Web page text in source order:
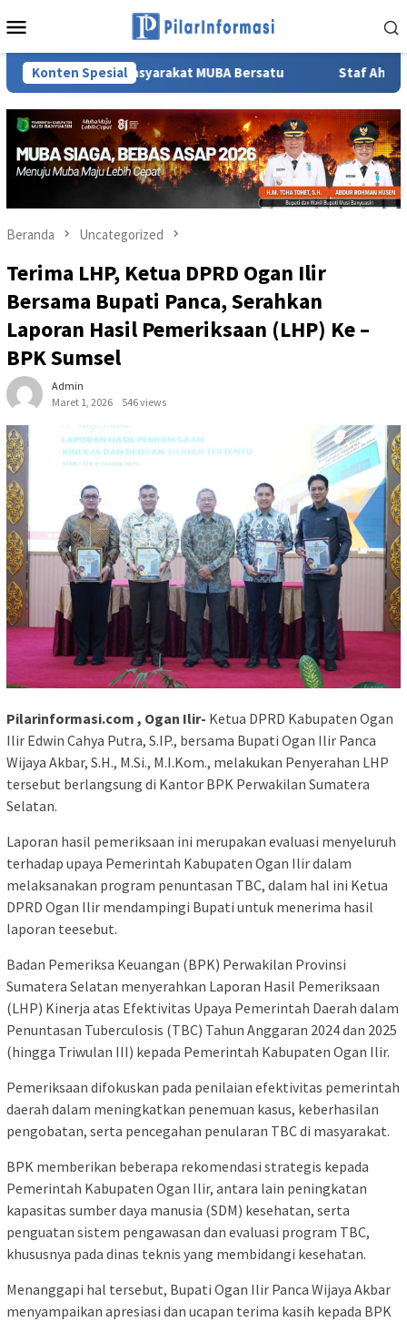
ke
Mobile
Konten Spesial
Masyarakat MUBA Bersatu Staf Ahli TP PKK
Beranda Uncategorized
Terima LHP, Ketua DPRD Ogan Ilir
Bersama Bupati Panca, Serahkan
Laporan Hasil Pemeriksaan (LHP) Ke –
BPK Sumsel
Admin
Maret 1, 2026
546 views
Pilarinformasi.com , Ogan Ilir- Ketua DPRD Kabupaten Ogan
Ilir Edwin Cahya Putra, S.IP., bersama Bupati Ogan Ilir Panca
Wijaya Akbar, S.H., M.Si., M.I.Kom., melakukan Penyerahan LHP
tersebut berlangsung di Kantor BPK Perwakilan Sumatera
Selatan.
Laporan hasil pemeriksaan ini merupakan evaluasi menyeluruh
terhadap upaya Pemerintah Kabupaten Ogan Ilir dalam
melaksanakan program penuntasan TBC, dalam hal ini Ketua
DPRD Ogan Ilir mendampingi Bupati untuk menerima hasil
laporan teesebut.
Badan Pemeriksa Keuangan (BPK) Perwakilan Provinsi
Sumatera Selatan menyerahkan Laporan Hasil Pemeriksaan
(LHP) Kinerja atas Efektivitas Upaya Pemerintah Daerah dalam
Penuntasan Tuberculosis (TBC) Tahun Anggaran 2024 dan 2025
(hingga Triwulan III) kepada Pemerintah Kabupaten Ogan Ilir.
Pemeriksaan difokuskan pada penilaian efektivitas pemerintah
daerah dalam meningkatkan penemuan kasus, keberhasilan
pengobatan, serta pencegahan penularan TBC di masyarakat.
BPK memberikan beberapa rekomendasi strategis kepada
Pemerintah Kabupaten Ogan Ilir, antara lain peningkatan
kapasitas sumber daya manusia (SDM) kesehatan, serta
penguatan sistem pengawasan dan evaluasi program TBC,
khususnya pada dinas teknis yang membidangi kesehatan.
Menanggapi hal tersebut, Bupati Ogan Ilir Panca Wijaya Akbar
menyampaikan apresiasi dan ucapan terima kasih kepada BPK